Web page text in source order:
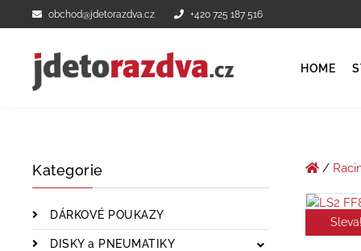
obchod@jdetorazdva.cz +420 725 187 516
HOME
Kategorie
DÁRKOVÉ POUKAZY
DISKY a PNEUMATIKY
/
Sleva!